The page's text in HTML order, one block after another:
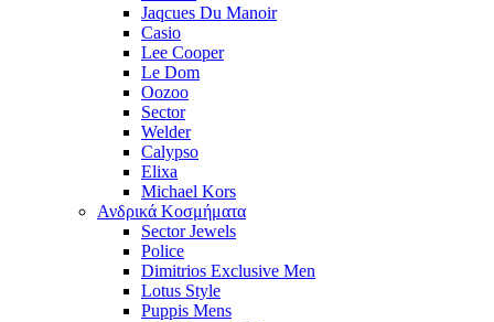
Jaqcues Du Manoir
Casio
Lee Cooper
Le Dom
Oozoo
Sector
Welder
Calypso
Elixa
Michael Kors
Ανδρικά Κοσμήματα
Sector Jewels
Police
Dimitrios Exclusive Men
Lotus Style
Puppis Mens